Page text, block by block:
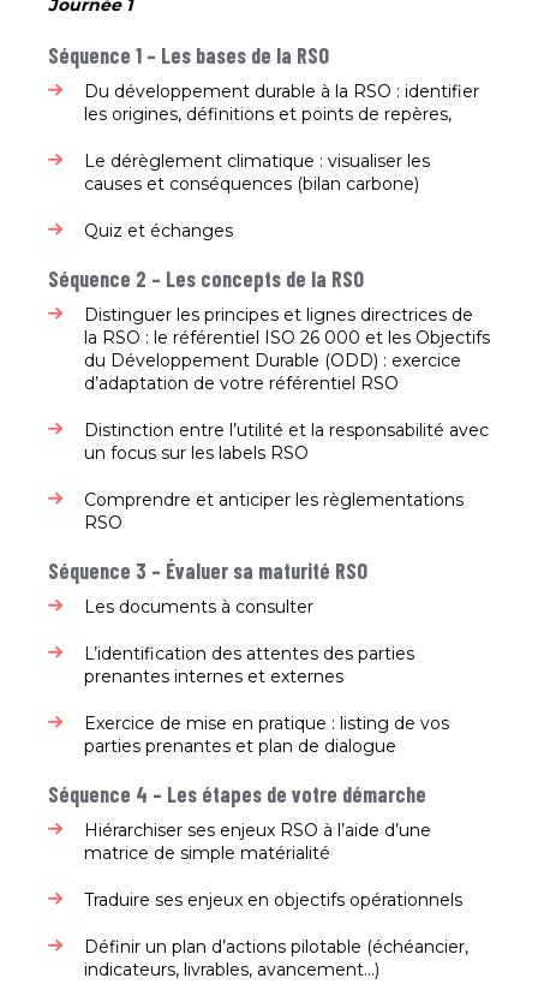
Journée 1
Séquence 1 – Les bases de la RSO
Du développement durable à la RSO : identifier
les origines, définitions et points de repères,​
Le dérèglement climatique : visualiser les
causes et conséquences (bilan carbone)​
Quiz et échanges​
Séquence 2 – Les concepts de la RSO
Distinguer les principes et lignes directrices de
la RSO : le référentiel ISO 26 000 et les Objectifs
du Développement Durable (ODD) : exercice
d’adaptation de votre référentiel RSO​
Distinction entre l’utilité et la responsabilité avec
un focus sur les labels RSO ​
Comprendre et anticiper les règlementations
RSO​
Séquence 3 – Évaluer sa maturité RSO
Les documents à consulter​
L’identification des attentes des parties
prenantes internes et externes​
Exercice de mise en pratique : listing de vos
parties prenantes et plan de dialogue​
Séquence 4 – Les étapes de votre démarche
Hiérarchiser ses enjeux RSO à l’aide d’une
matrice de simple matérialité ​
Traduire ses enjeux en objectifs opérationnels​
Définir un plan d’actions pilotable (échéancier,
indicateurs, livrables, avancement...)​